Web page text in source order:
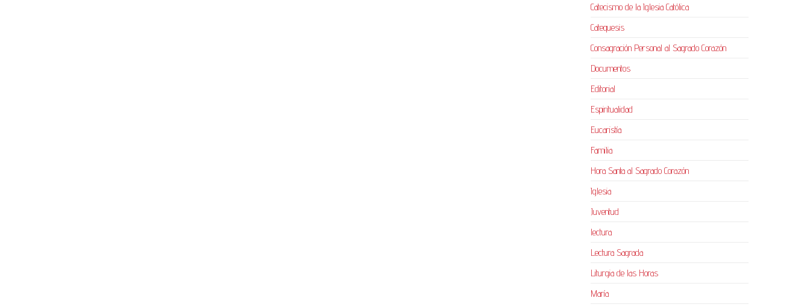
Catecismo de la Iglesia Católica
Catequesis
Consagración Personal al Sagrado Corazón
Documentos
Editorial
Espiritualidad
Eucaristía
Familia
Hora Santa al Sagrado Corazón
Iglesia
Juventud
lectura
Lectura Sagrada
Liturgia de las Horas
María